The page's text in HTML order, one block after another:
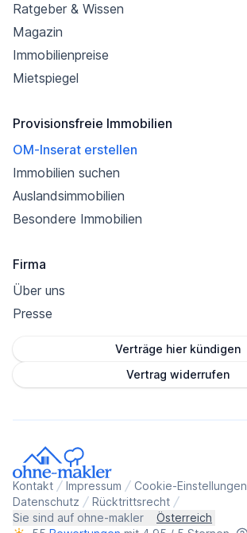
Ratgeber & Wissen
Magazin
Immobilienpreise
Mietspiegel
Provisionsfreie Immobilien
OM-Inserat erstellen
Immobilien suchen
Auslandsimmobilien
Besondere Immobilien
Firma
Über uns
Presse
Verträge hier kündigen
Vertrag widerrufen
Kontakt Impressum Cookie-Einstellungen
Datenschutz
Rücktrittsrecht
Sie sind auf ohne-makler
Österreich